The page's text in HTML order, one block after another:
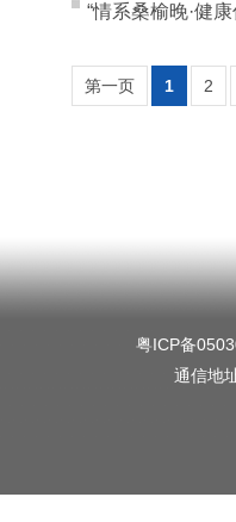
“情系桑榆晚·健
第一页 1 2
粤ICP备
通信地